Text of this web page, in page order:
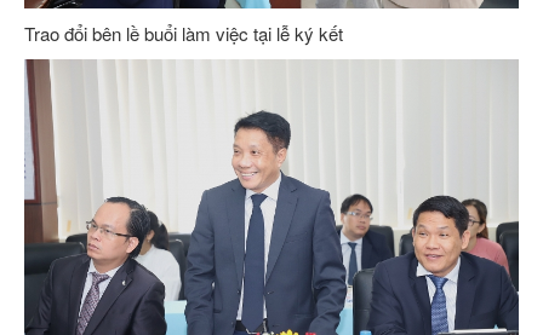
Trao đổi bên lề buổi làm việc tại lễ ký kết